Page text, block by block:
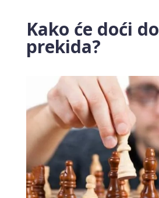
Kako će doći do
prekida?